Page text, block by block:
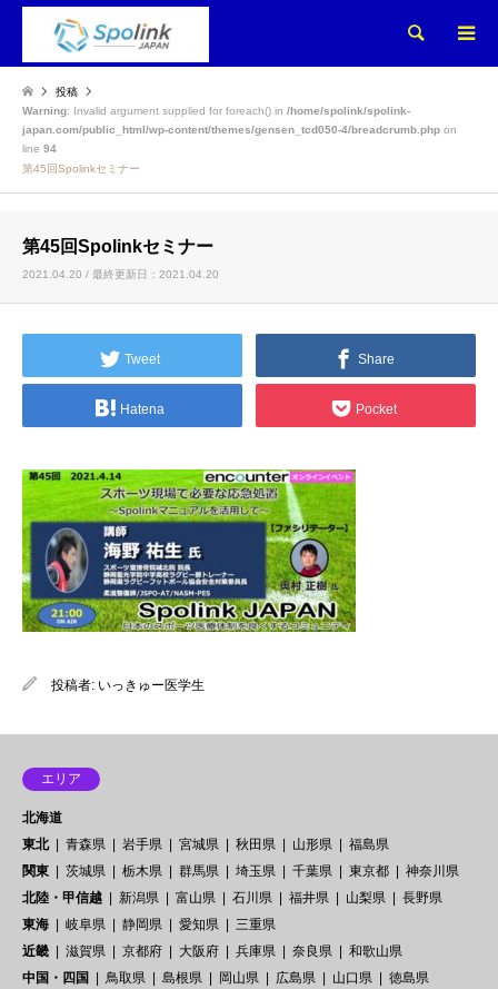
検索
投稿
Warning: Invalid argument supplied for foreach() in /home/spolink/spolink-
japan.com/public_html/wp-content/themes/gensen_tcd050-4/breadcrumb.php on
line 94
第45回Spolinkセミナー
第45回Spolinkセミナー
2021.04.20 / 最終更新日：2021.04.20
Tweet Share
Hatena Pocket
投稿者: いっきゅー医学生
エリア
北海道
東北
青森県 岩手県 宮城県 秋田県 山形県
福島県
関東
茨城県 栃木県 群馬県 埼玉県 千葉県 東京都
神奈川県
北陸・甲信越
新潟県 富山県 石川県 福井県 山梨県
長野県
東海
岐阜県 静岡県 愛知県
三重県
近畿
滋賀県 京都府 大阪府 兵庫県 奈良県
和歌山県
中国・四国
鳥取県 島根県 岡山県 広島県 山口県
徳島県